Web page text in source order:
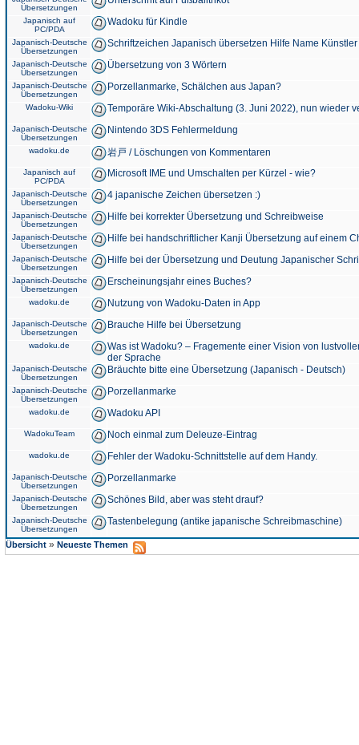
Übersetzungen
Japanisch auf
PC/PDA
Wadoku für Kindle
Japanisch-Deutsche
Übersetzungen
Schriftzeichen Japanisch übersetzen Hilfe Name
Japanisch-Deutsche
Übersetzungen
Übersetzung von 3 Wörtern
Japanisch-Deutsche
Übersetzungen
Porzellanmarke, Schälchen aus Japan?
Wadoku-Wiki Temporäre Wiki-Abschaltung (3. Juni 2022), nun wieder
Japanisch-Deutsche
Übersetzungen
Nintendo 3DS Fehlermeldung
wadoku.de 岩戸 / Löschungen von Kommentaren
Japanisch auf
PC/PDA
Microsoft IME und Umschalten per Kürzel - wie?
Japanisch-Deutsche
Übersetzungen
4 japanische Zeichen übersetzen :)
Japanisch-Deutsche
Übersetzungen
Hilfe bei korrekter Übersetzung und Schreibweise
Japanisch-Deutsche
Übersetzungen
Hilfe bei handschriftlicher Kanji Übersetzung auf einem
Japanisch-Deutsche
Übersetzungen
Hilfe bei der Übersetzung und Deutung Japanischer
Japanisch-Deutsche
Übersetzungen
Erscheinungsjahr eines Buches?
wadoku.de Nutzung von Wadoku-Daten in App
Japanisch-Deutsche
Übersetzungen
Brauche Hilfe bei Übersetzung
wadoku.de
Was ist Wadoku? – Fragemente einer Vision von
der Sprache
Japanisch-Deutsche
Übersetzungen
Bräuchte bitte eine Übersetzung (Japanisch - Deutsch)
Japanisch-Deutsche
Übersetzungen
Porzellanmarke
wadoku.de Wadoku API
WadokuTeam Noch einmal zum Deleuze-Eintrag
wadoku.de Fehler der Wadoku-Schnittstelle auf dem Handy.
Japanisch-Deutsche
Übersetzungen
Porzellanmarke
Japanisch-Deutsche
Übersetzungen
Schönes Bild, aber was steht drauf?
Japanisch-Deutsche
Übersetzungen
Tastenbelegung (antike japanische Schreibmaschine)
Übersicht » Neueste Themen